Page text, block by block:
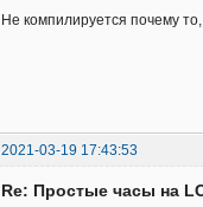
Не компилируется почему
2021-03-19 17:43:53
Re: Простые часы на